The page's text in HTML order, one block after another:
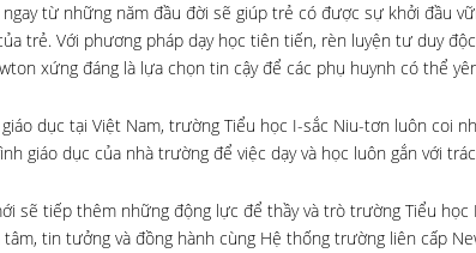
từ những năm đầu đời sẽ giúp trẻ có được sự khởi đầu
trẻ. Với phương pháp dạy học tiên tiến, rèn luyện tư duy
xứng đáng là lựa chọn tin cậy để các phụ huynh có thể
dục tại Việt Nam, trường Tiểu học I-sắc Niu-tơn luôn coi
giáo dục của nhà trường để việc dạy và học luôn gắn với
sẽ tiếp thêm những động lực để thầy và trò trường Tiểu
tin tưởng và đồng hành cùng Hệ thống trường liên cấp